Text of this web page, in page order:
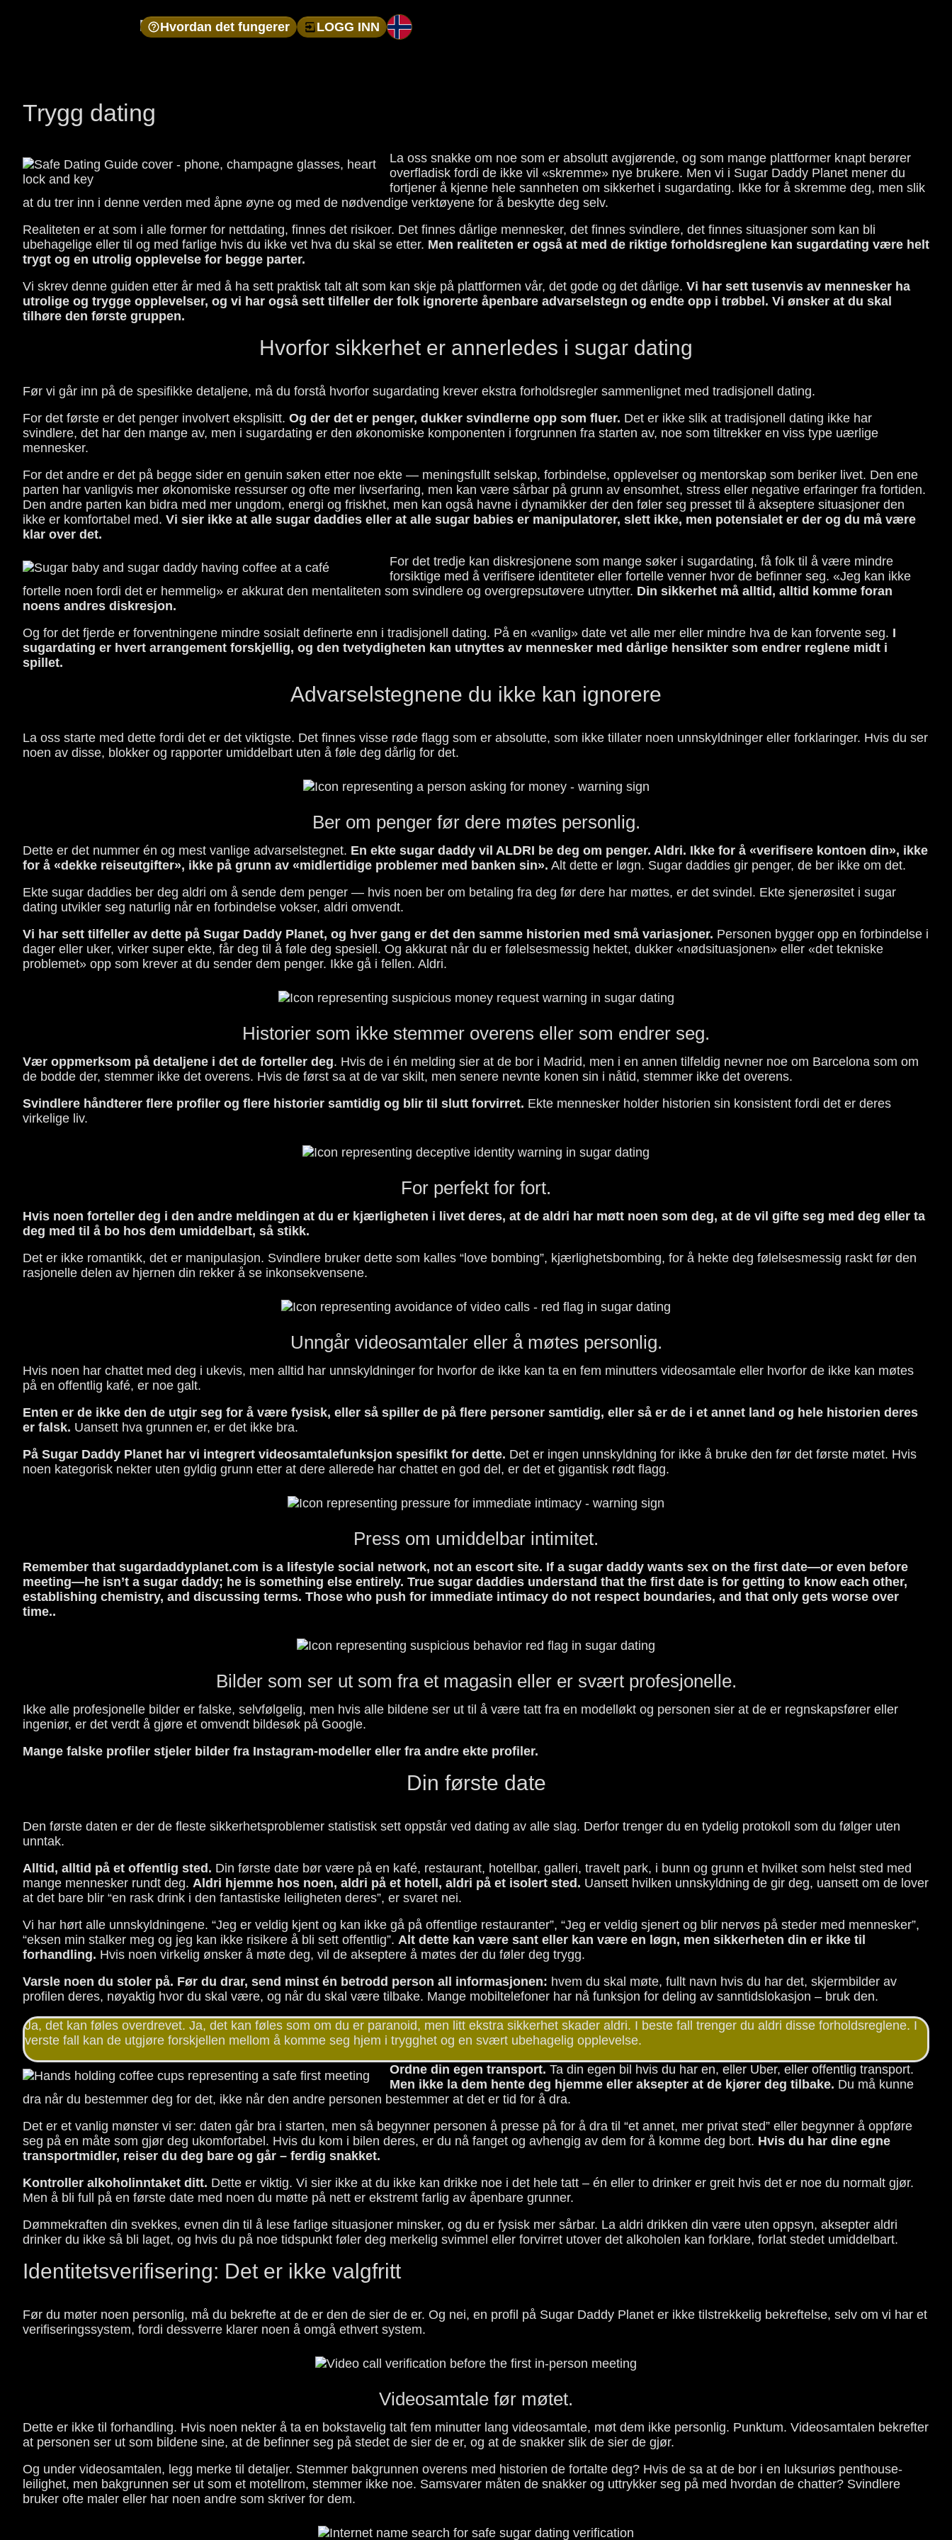
Hvordan det fungerer LOGG INN
Trygg dating
La oss snakke om noe som er absolutt avgjørende, og som mange plattformer knapt berører
overfladisk fordi de ikke vil «skremme» nye brukere. Men vi i Sugar Daddy Planet mener du
fortjener å kjenne hele sannheten om sikkerhet i sugardating. Ikke for å skremme deg, men slik
at du trer inn i denne verden med åpne øyne og med de nødvendige verktøyene for å beskytte deg selv.
Realiteten er at som i alle former for nettdating, finnes det risikoer. Det finnes dårlige mennesker, det finnes svindlere, det finnes situasjoner som kan bli
ubehagelige eller til og med farlige hvis du ikke vet hva du skal se etter. Men realiteten er også at med de riktige forholdsreglene kan sugardating være helt
trygt og en utrolig opplevelse for begge parter.
Vi skrev denne guiden etter år med å ha sett praktisk talt alt som kan skje på plattformen vår, det gode og det dårlige. Vi har sett tusenvis av mennesker ha
utrolige og trygge opplevelser, og vi har også sett tilfeller der folk ignorerte åpenbare advarselstegn og endte opp i trøbbel. Vi ønsker at du skal
tilhøre den første gruppen.
Hvorfor sikkerhet er annerledes i sugar dating
Før vi går inn på de spesifikke detaljene, må du forstå hvorfor sugardating krever ekstra forholdsregler sammenlignet med tradisjonell dating.
For det første er det penger involvert eksplisitt. Og der det er penger, dukker svindlerne opp som fluer. Det er ikke slik at tradisjonell dating ikke har
svindlere, det har den mange av, men i sugardating er den økonomiske komponenten i forgrunnen fra starten av, noe som tiltrekker en viss type uærlige
mennesker.
For det andre er det på begge sider en genuin søken etter noe ekte — meningsfullt selskap, forbindelse, opplevelser og mentorskap som beriker livet. Den ene
parten har vanligvis mer økonomiske ressurser og ofte mer livserfaring, men kan være sårbar på grunn av ensomhet, stress eller negative erfaringer fra fortiden.
Den andre parten kan bidra med mer ungdom, energi og friskhet, men kan også havne i dynamikker der den føler seg presset til å akseptere situasjoner den
ikke er komfortabel med. Vi sier ikke at alle sugar daddies eller at alle sugar babies er manipulatorer, slett ikke, men potensialet er der og du må være
klar over det.
For det tredje kan diskresjonene som mange søker i sugardating, få folk til å være mindre
forsiktige med å verifisere identiteter eller fortelle venner hvor de befinner seg. «Jeg kan ikke
fortelle noen fordi det er hemmelig» er akkurat den mentaliteten som svindlere og overgrepsutøvere utnytter. Din sikkerhet må alltid, alltid komme foran
noens andres diskresjon.
Og for det fjerde er forventningene mindre sosialt definerte enn i tradisjonell dating. På en «vanlig» date vet alle mer eller mindre hva de kan forvente seg. I
sugardating er hvert arrangement forskjellig, og den tvetydigheten kan utnyttes av mennesker med dårlige hensikter som endrer reglene midt i
spillet.
Advarselstegnene du ikke kan ignorere
La oss starte med dette fordi det er det viktigste. Det finnes visse røde flagg som er absolutte, som ikke tillater noen unnskyldninger eller forklaringer. Hvis du ser
noen av disse, blokker og rapporter umiddelbart uten å føle deg dårlig for det.
Ber om penger før dere møtes personlig.
Dette er det nummer én og mest vanlige advarselstegnet. En ekte sugar daddy vil ALDRI be deg om penger. Aldri. Ikke for å «verifisere kontoen din», ikke
for å «dekke reiseutgifter», ikke på grunn av «midlertidige problemer med banken sin». Alt dette er løgn. Sugar daddies gir penger, de ber ikke om det.
Ekte sugar daddies ber deg aldri om å sende dem penger — hvis noen ber om betaling fra deg før dere har møttes, er det svindel. Ekte sjenerøsitet i sugar
dating utvikler seg naturlig når en forbindelse vokser, aldri omvendt.
Vi har sett tilfeller av dette på Sugar Daddy Planet, og hver gang er det den samme historien med små variasjoner. Personen bygger opp en forbindelse i
dager eller uker, virker super ekte, får deg til å føle deg spesiell. Og akkurat når du er følelsesmessig hektet, dukker «nødsituasjonen» eller «det tekniske
problemet» opp som krever at du sender dem penger. Ikke gå i fellen. Aldri.
Historier som ikke stemmer overens eller som endrer seg.
Vær oppmerksom på detaljene i det de forteller deg. Hvis de i én melding sier at de bor i Madrid, men i en annen tilfeldig nevner noe om Barcelona som om
de bodde der, stemmer ikke det overens. Hvis de først sa at de var skilt, men senere nevnte konen sin i nåtid, stemmer ikke det overens.
Svindlere håndterer flere profiler og flere historier samtidig og blir til slutt forvirret. Ekte mennesker holder historien sin konsistent fordi det er deres
virkelige liv.
For perfekt for fort.
Hvis noen forteller deg i den andre meldingen at du er kjærligheten i livet deres, at de aldri har møtt noen som deg, at de vil gifte seg med deg eller ta
deg med til å bo hos dem umiddelbart, så stikk.
Det er ikke romantikk, det er manipulasjon. Svindlere bruker dette som kalles “love bombing”, kjærlighetsbombing, for å hekte deg følelsesmessig raskt før den
rasjonelle delen av hjernen din rekker å se inkonsekvensene.
Unngår videosamtaler eller å møtes personlig.
Hvis noen har chattet med deg i ukevis, men alltid har unnskyldninger for hvorfor de ikke kan ta en fem minutters videosamtale eller hvorfor de ikke kan møtes
på en offentlig kafé, er noe galt.
Enten er de ikke den de utgir seg for å være fysisk, eller så spiller de på flere personer samtidig, eller så er de i et annet land og hele historien deres
er falsk. Uansett hva grunnen er, er det ikke bra.
På Sugar Daddy Planet har vi integrert videosamtalefunksjon spesifikt for dette. Det er ingen unnskyldning for ikke å bruke den før det første møtet. Hvis
noen kategorisk nekter uten gyldig grunn etter at dere allerede har chattet en god del, er det et gigantisk rødt flagg.
Press om umiddelbar intimitet.
Remember that sugardaddyplanet.com is a lifestyle social network, not an escort site. If a sugar daddy wants sex on the first date—or even before
meeting—he isn’t a sugar daddy; he is something else entirely. True sugar daddies understand that the first date is for getting to know each other,
establishing chemistry, and discussing terms. Those who push for immediate intimacy do not respect boundaries, and that only gets worse over
time..
Bilder som ser ut som fra et magasin eller er svært profesjonelle.
Ikke alle profesjonelle bilder er falske, selvfølgelig, men hvis alle bildene ser ut til å være tatt fra en modelløkt og personen sier at de er regnskapsfører eller
ingeniør, er det verdt å gjøre et omvendt bildesøk på Google.
Mange falske profiler stjeler bilder fra Instagram-modeller eller fra andre ekte profiler.
Din første date
Den første daten er der de fleste sikkerhetsproblemer statistisk sett oppstår ved dating av alle slag. Derfor trenger du en tydelig protokoll som du følger uten
unntak.
Alltid, alltid på et offentlig sted. Din første date bør være på en kafé, restaurant, hotellbar, galleri, travelt park, i bunn og grunn et hvilket som helst sted med
mange mennesker rundt deg. Aldri hjemme hos noen, aldri på et hotell, aldri på et isolert sted. Uansett hvilken unnskyldning de gir deg, uansett om de lover
at det bare blir “en rask drink i den fantastiske leiligheten deres”, er svaret nei.
Vi har hørt alle unnskyldningene. “Jeg er veldig kjent og kan ikke gå på offentlige restauranter”, “Jeg er veldig sjenert og blir nervøs på steder med mennesker”,
“eksen min stalker meg og jeg kan ikke risikere å bli sett offentlig”. Alt dette kan være sant eller kan være en løgn, men sikkerheten din er ikke til
forhandling. Hvis noen virkelig ønsker å møte deg, vil de akseptere å møtes der du føler deg trygg.
Varsle noen du stoler på. Før du drar, send minst én betrodd person all informasjonen: hvem du skal møte, fullt navn hvis du har det, skjermbilder av
profilen deres, nøyaktig hvor du skal være, og når du skal være tilbake. Mange mobiltelefoner har nå funksjon for deling av sanntidslokasjon – bruk den.
Ja, det kan føles overdrevet. Ja, det kan føles som om du er paranoid, men litt ekstra sikkerhet skader aldri. I beste fall trenger du aldri disse forholdsreglene. I
verste fall kan de utgjøre forskjellen mellom å komme seg hjem i trygghet og en svært ubehagelig opplevelse.
Ordne din egen transport. Ta din egen bil hvis du har en, eller Uber, eller offentlig transport.
Men ikke la dem hente deg hjemme eller aksepter at de kjører deg tilbake. Du må kunne
dra når du bestemmer deg for det, ikke når den andre personen bestemmer at det er tid for å dra.
Det er et vanlig mønster vi ser: daten går bra i starten, men så begynner personen å presse på for å dra til “et annet, mer privat sted” eller begynner å oppføre
seg på en måte som gjør deg ukomfortabel. Hvis du kom i bilen deres, er du nå fanget og avhengig av dem for å komme deg bort. Hvis du har dine egne
transportmidler, reiser du deg bare og går – ferdig snakket.
Kontroller alkoholinntaket ditt. Dette er viktig. Vi sier ikke at du ikke kan drikke noe i det hele tatt – én eller to drinker er greit hvis det er noe du normalt gjør.
Men å bli full på en første date med noen du møtte på nett er ekstremt farlig av åpenbare grunner.
Dømmekraften din svekkes, evnen din til å lese farlige situasjoner minsker, og du er fysisk mer sårbar. La aldri drikken din være uten oppsyn, aksepter aldri
drinker du ikke så bli laget, og hvis du på noe tidspunkt føler deg merkelig svimmel eller forvirret utover det alkoholen kan forklare, forlat stedet umiddelbart.
Identitetsverifisering: Det er ikke valgfritt
Før du møter noen personlig, må du bekrefte at de er den de sier de er. Og nei, en profil på Sugar Daddy Planet er ikke tilstrekkelig bekreftelse, selv om vi har et
verifiseringssystem, fordi dessverre klarer noen å omgå ethvert system.
Videosamtale før møtet.
Dette er ikke til forhandling. Hvis noen nekter å ta en bokstavelig talt fem minutter lang videosamtale, møt dem ikke personlig. Punktum. Videosamtalen bekrefter
at personen ser ut som bildene sine, at de befinner seg på stedet de sier de er, og at de snakker slik de sier de gjør.
Og under videosamtalen, legg merke til detaljer. Stemmer bakgrunnen overens med historien de fortalte deg? Hvis de sa at de bor i en luksuriøs penthouse-
leilighet, men bakgrunnen ser ut som et motellrom, stemmer ikke noe. Samsvarer måten de snakker og uttrykker seg på med hvordan de chatter? Svindlere
bruker ofte maler eller har noen andre som skriver for dem.